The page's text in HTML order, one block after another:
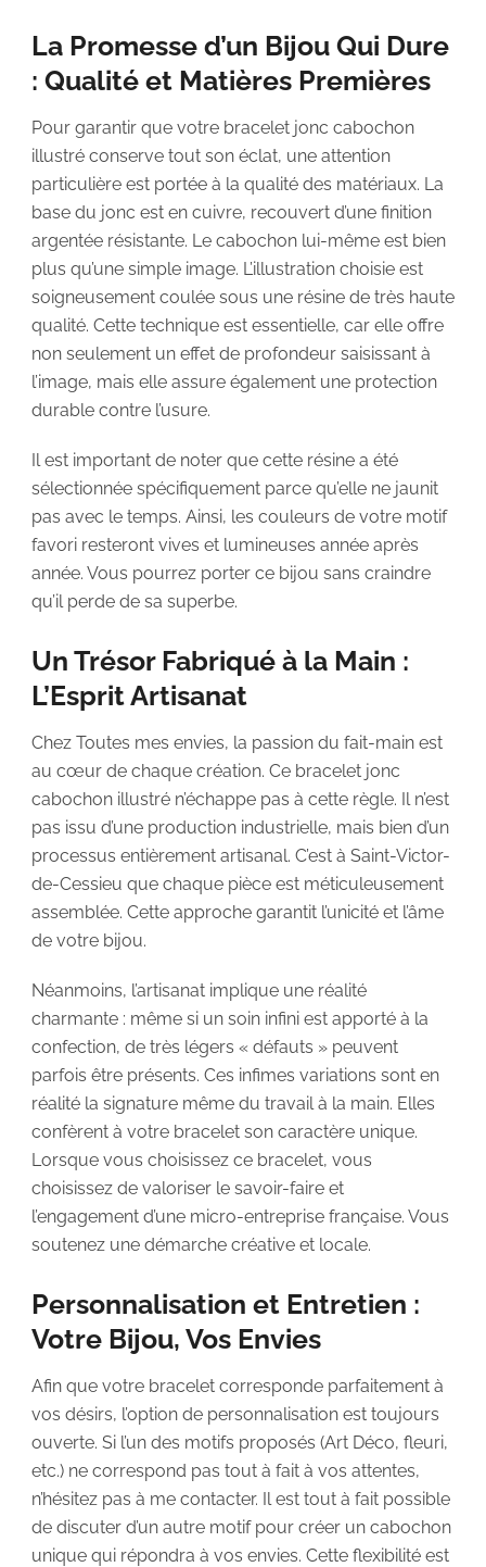
La Promesse d’un Bijou Qui Dure
: Qualité et Matières Premières
Pour garantir que votre bracelet jonc cabochon
illustré conserve tout son éclat, une attention
particulière est portée à la qualité des matériaux. La
base du jonc est en cuivre, recouvert d’une finition
argentée résistante. Le cabochon lui-même est bien
plus qu’une simple image. L’illustration choisie est
soigneusement coulée sous une résine de très haute
qualité. Cette technique est essentielle, car elle offre
non seulement un effet de profondeur saisissant à
l’image, mais elle assure également une protection
durable contre l’usure.
Il est important de noter que cette résine a été
sélectionnée spécifiquement parce qu’elle ne jaunit
pas avec le temps. Ainsi, les couleurs de votre motif
favori resteront vives et lumineuses année après
année. Vous pourrez porter ce bijou sans craindre
qu’il perde de sa superbe.
Un Trésor Fabriqué à la Main :
L’Esprit Artisanat
Chez Toutes mes envies, la passion du fait-main est
au cœur de chaque création. Ce bracelet jonc
cabochon illustré n’échappe pas à cette règle. Il n’est
pas issu d’une production industrielle, mais bien d’un
processus entièrement artisanal. C’est à Saint-Victor-
de-Cessieu que chaque pièce est méticuleusement
assemblée. Cette approche garantit l’unicité et l’âme
de votre bijou.
Néanmoins, l’artisanat implique une réalité
charmante : même si un soin infini est apporté à la
confection, de très légers « défauts » peuvent
parfois être présents. Ces infimes variations sont en
réalité la signature même du travail à la main. Elles
confèrent à votre bracelet son caractère unique.
Lorsque vous choisissez ce bracelet, vous
choisissez de valoriser le savoir-faire et
l’engagement d’une micro-entreprise française. Vous
soutenez une démarche créative et locale.
Personnalisation et Entretien :
Votre Bijou, Vos Envies
Afin que votre bracelet corresponde parfaitement à
vos désirs, l’option de personnalisation est toujours
ouverte. Si l’un des motifs proposés (Art Déco, fleuri,
etc.) ne correspond pas tout à fait à vos attentes,
n’hésitez pas à me contacter. Il est tout à fait possible
de discuter d’un autre motif pour créer un cabochon
unique qui répondra à vos envies. Cette flexibilité est